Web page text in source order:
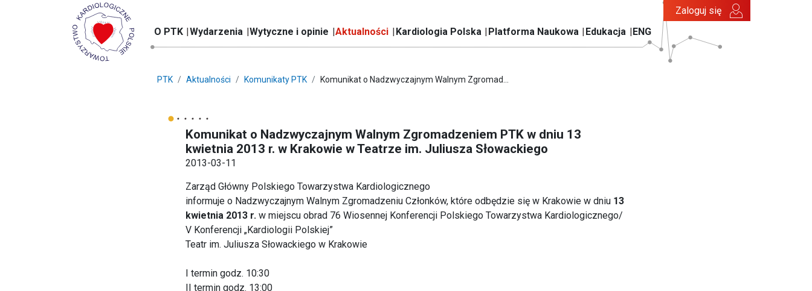
O PTK Wydarzenia Wytyczne i opinie Aktualności Kardiologia Polska Platforma Naukowa Edukacja ENG
Zaloguj się
PTK Aktualności Komunikaty PTK Komunikat o Nadzwyczajnym Walnym Zgromad...
Komunikat o Nadzwyczajnym Walnym Zgromadzeniem PTK w dniu 13
kwietnia 2013 r. w Krakowie w Teatrze im. Juliusza Słowackiego
2013-03-11
Zarząd Główny Polskiego Towarzystwa Kardiologicznego
informuje o Nadzwyczajnym Walnym Zgromadzeniu Członków, które odbędzie się w Krakowie w dniu 13
kwietnia 2013 r. w miejscu obrad 76 Wiosennej Konferencji Polskiego Towarzystwa Kardiologicznego/
V Konferencji „Kardiologii Polskiej”
Teatr im. Juliusza Słowackiego w Krakowie
I termin godz. 10:30
II termin godz. 13:00